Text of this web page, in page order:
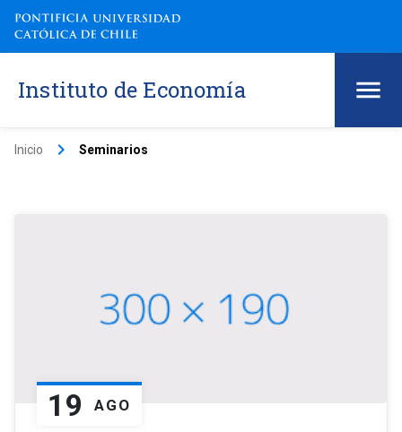
Instituto de Economía
Inicio keyboard_arrow_right Seminarios
19 AGO